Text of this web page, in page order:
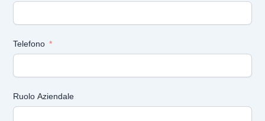
Telefono
Ruolo Aziendale